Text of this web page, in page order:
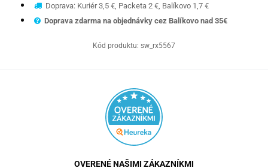
Doprava: Kuriér 3,5 €, Packeta 2 €, Balíkovo 1,7 €
Doprava zdarma na objednávky cez Balíkovo nad 35€
Kód produktu: sw_rx5567
OVERENÉ NAŠIMI ZÁKAZNÍKMI